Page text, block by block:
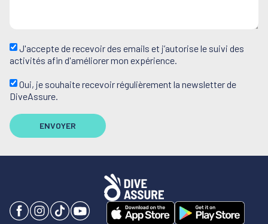
J'accepte de recevoir des emails et j’autorise le suivi des
activités afin d'améliorer mon expérience.
Oui, je souhaite recevoir régulièrement la newsletter de
DiveAssure.
ENVOYER